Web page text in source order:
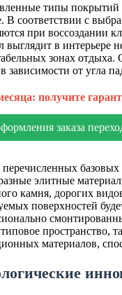
типы покрытий
В соответствии с
при воссоздании
выглядит в интерьере
зонах отдыха.
зависимости от угла
получите
заказа
базовых
элитные
камня, дорогих
поверхностей
пространство,
материалов,